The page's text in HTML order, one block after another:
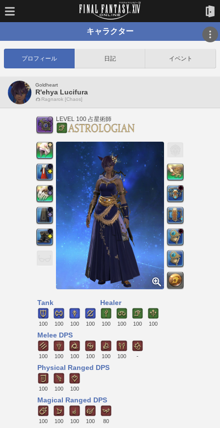
キャラクター
プロフィール 日記 イベント
Goldheart
R'ehya Lucifura
Ragnarok [Chaos]
LEVEL 100 占星術師
Tank
100 100 100 100
Healer
100 100 100 100
Melee DPS
100 100 100 100 100 100 -
Physical Ranged DPS
100 100 100
Magical Ranged DPS
100 100 100 100 80